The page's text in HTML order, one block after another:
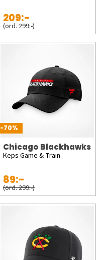
209:-
(ord. 299:-)
-70%
Chicago Blackhawks
Keps Game & Train
89:-
(ord. 299:-)